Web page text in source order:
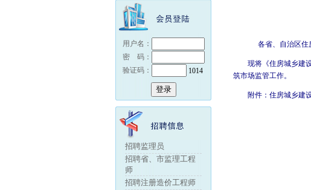
用户名：
密 码：
验证码：
1014
招聘监理员
招聘省、市监理工程
师
招聘注册造价工程师
shoes
fake
replica
rolex
fake
fake
各省、自治区住
现将《住房城乡建设
筑市场监管工作。
附件：住房城乡建设
中华人民